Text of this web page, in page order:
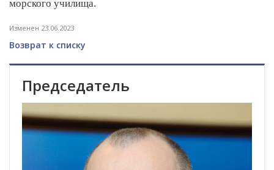
морского училища.
Изменен 23.06.2023
Возврат к списку
Председатель